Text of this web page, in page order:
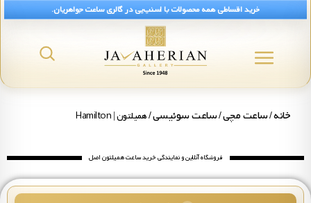
خرید اقساطی همه محصولات با اسنپ‌پی در گالری ساعت جواهریان.
خانه/ساعت مچی/ساعت سوئیسی/ همیلتون | Hamilton
فروشگاه آنلاین و نمایندگی خرید ساعت همیلتون اصل